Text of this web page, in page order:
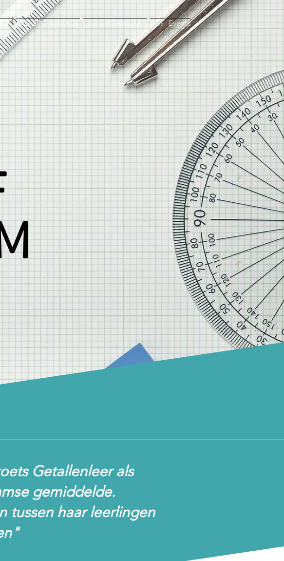
LAB SINT-AMANDS LAB SINT-NIKLAAS ESF Events
Getallenleer als
gemiddelde.
tussen haar leerlingen